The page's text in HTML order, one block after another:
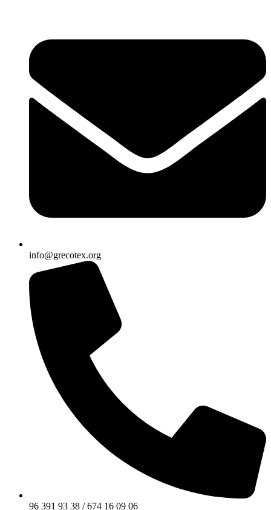
info@grecotex.org
96 391 93 38 / 674 16 09 06